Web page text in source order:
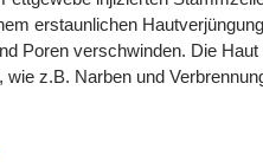
erstaunlichen
Poren verschwinden. Die
z.B. Narben und